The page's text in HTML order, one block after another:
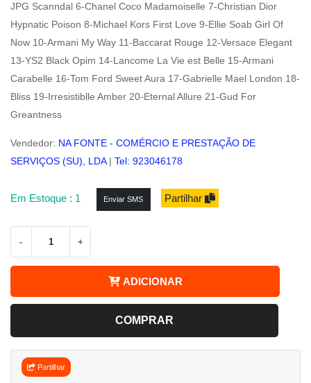
JPG Scanndal 6-Chanel Coco Madamoiselle 7-Christian Dior
Hypnatic Poison 8-Michael Kors First Love 9-Ellie Soab Girl Of
Now 10-Armani My Way 11-Baccarat Rouge 12-Versace Elegant
13-YS2 Black Opim 14-Lancome La Vie est Belle 15-Armani
Carabelle 16-Tom Ford Sweet Aura 17-Gabrielle Mael London 18-
Bliss 19-Irresistiblle Amber 20-Eternal Allure 21-Gud For
Greantness
Vendedor: NA FONTE - COMÉRCIO E PRESTAÇÃO DE
SERVIÇOS (SU), LDA| Tel: 923046178
Em Estoque : 1 Enviar SMS Partilhar
- +
ADICIONAR
COMPRAR
Partilhar